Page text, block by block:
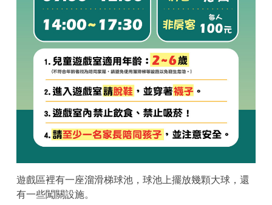
遊戲區裡有一座溜滑梯球池，球池上擺放幾顆大球，還
有一些闖關設施。